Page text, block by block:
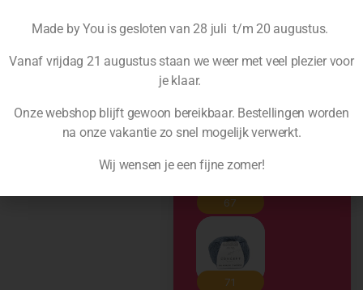
Made by You is gesloten van 28 juli t/m 20 augustus.
Vanaf vrijdag 21 augustus staan we weer met veel plezier voor
je klaar.
Onze webshop blijft gewoon bereikbaar. Bestellingen worden
na onze vakantie zo snel mogelijk verwerkt.
Wij wensen je een fijne zomer!